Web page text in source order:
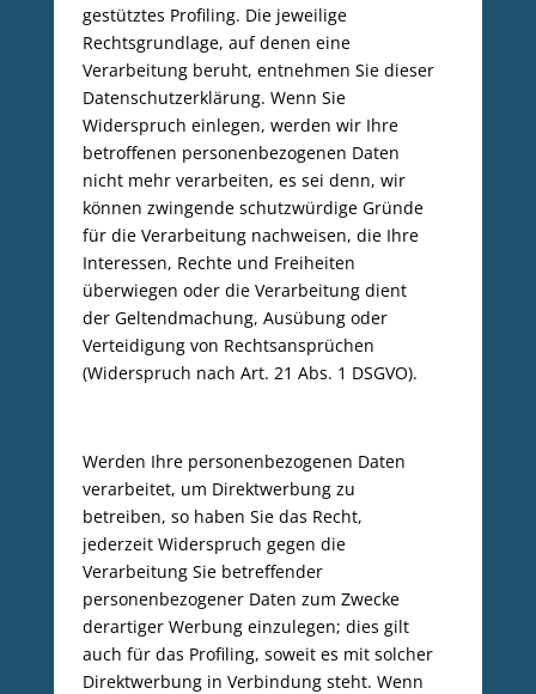
gestütztes Profiling. Die jeweilige
Rechtsgrundlage, auf denen eine
Verarbeitung beruht, entnehmen Sie dieser
Datenschutzerklärung. Wenn Sie
Widerspruch einlegen, werden wir Ihre
betroffenen personenbezogenen Daten
nicht mehr verarbeiten, es sei denn, wir
können zwingende schutzwürdige Gründe
für die Verarbeitung nachweisen, die Ihre
Interessen, Rechte und Freiheiten
überwiegen oder die Verarbeitung dient
der Geltendmachung, Ausübung oder
Verteidigung von Rechtsansprüchen
(Widerspruch nach Art. 21 Abs. 1 DSGVO).
Werden Ihre personenbezogenen Daten
verarbeitet, um Direktwerbung zu
betreiben, so haben Sie das Recht,
jederzeit Widerspruch gegen die
Verarbeitung Sie betreffender
personenbezogener Daten zum Zwecke
derartiger Werbung einzulegen; dies gilt
auch für das Profiling, soweit es mit solcher
Direktwerbung in Verbindung steht. Wenn